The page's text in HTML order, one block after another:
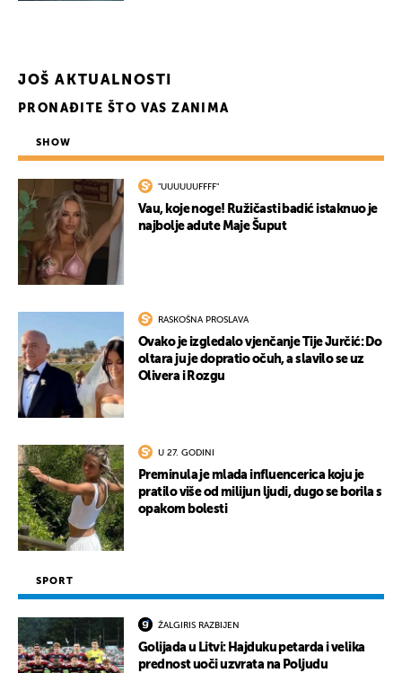
JOŠ AKTUALNOSTI
PRONAĐITE ŠTO VAS ZANIMA
SHOW
"UUUUUUFFFF"
Vau, koje noge! Ružičasti badić istaknuo je
najbolje adute Maje Šuput
RASKOŠNA PROSLAVA
Ovako je izgledalo vjenčanje Tije Jurčić: Do
oltara ju je dopratio očuh, a slavilo se uz
Olivera i Rozgu
U 27. GODINI
Preminula je mlada influencerica koju je
pratilo više od milijun ljudi, dugo se borila s
opakom bolesti
SPORT
ŽALGIRIS RAZBIJEN
Golijada u Litvi: Hajduku petarda i velika
prednost uoči uzvrata na Poljudu